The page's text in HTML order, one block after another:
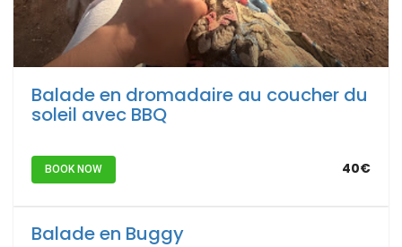
Balade en dromadaire au coucher du
soleil avec BBQ
BOOK NOW 40€
Balade en Buggy